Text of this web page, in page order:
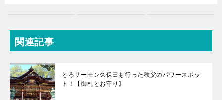
関連記事
とろサーモン久保田も行った秩父のパワースポッ
ト！【御札とお守り】